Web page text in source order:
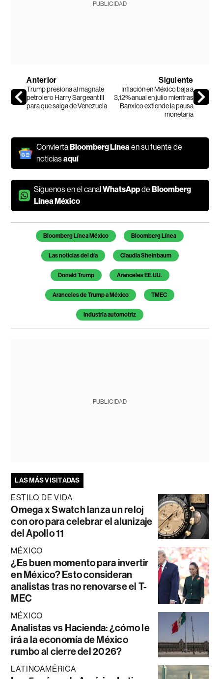
PUBLICIDAD
Anterior
Trump presiona al magnate
petrolero Harry Sargeant III
para que salga de Venezuela
Siguiente
Inflación en México baja a
3,12% anual en julio mientras
Banxico extiende la pausa
monetaria
Convierta Bloomberg Líneaen su fuente de
noticiasaquí
Síguenos en el canalWhatsAppde Bloomberg
Línea México
Temas de este artículo
Bloomberg Línea México Bloomberg Línea
Las noticias del día Claudia Sheinbaum
Donald Trump Aranceles EE.UU.
Aranceles de Trump a México TMEC
Industria automotriz
PUBLICIDAD
LAS MÁS VISITADAS
ESTILO DE VIDA
Omega x Swatch lanza un reloj
con oro para celebrar el alunizaje
del Apollo 11
MÉXICO
¿Es buen momento para invertir
en México? Esto consideran
analistas tras no renovarse el T-
MEC
MÉXICO
Analistas vs Hacienda: ¿cómo le
irá a la economía de México
rumbo al cierre del 2026?
LATINOAMÉRICA